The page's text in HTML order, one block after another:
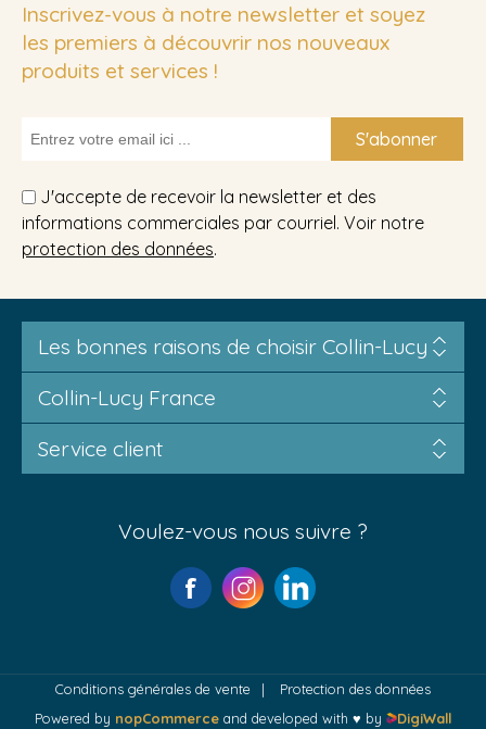
Inscrivez-vous à notre newsletter et soyez
les premiers à découvrir nos nouveaux
produits et services !
S'abonner
J'accepte de recevoir la newsletter et des
informations commerciales par courriel. Voir notre
protection des données.
Les bonnes raisons de choisir Collin-Lucy
Collin-Lucy France
Service client
Voulez-vous nous suivre ?
Conditions générales de vente
Protection des données
Powered by nopCommerce and developed with ♥ by DigiWall